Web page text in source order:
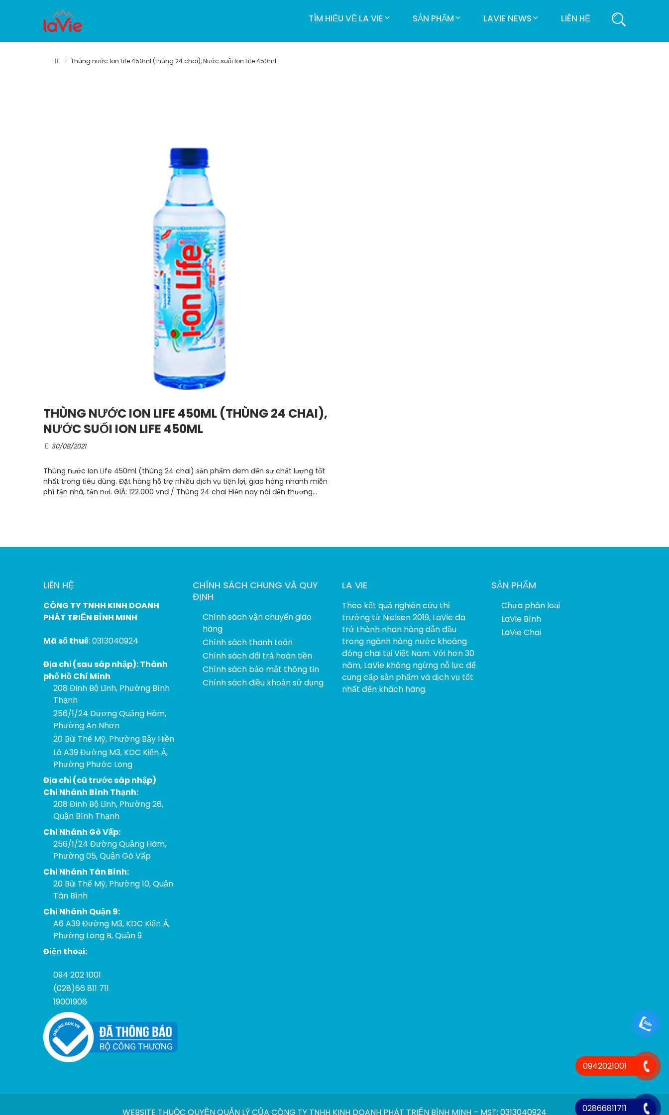
TÌM HIỂU VỀ LA VIE SẢN PHẨM LAVIE NEWS LIÊN HỆ
Thùng nước Ion Life 450ml (thùng 24 chai), Nước suối Ion Life 450ml
THÙNG NƯỚC ION LIFE 450ML (THÙNG 24 CHAI),
NƯỚC SUỐI ION LIFE 450ML
30/08/2021
Thùng nước Ion Life 450ml (thùng 24 chai) sản phẩm đem đến sự chất lượng tốt
nhất trong tiêu dùng. Đặt hàng hỗ trợ nhiều dịch vụ tiện lợi, giao hàng nhanh miễn
phí tận nhà, tận nơi. GIÁ: 122.000 vnđ / Thùng 24 chai Hiện nay nói đến thương...
LIÊN HỆ
CÔNG TY TNHH KINH DOANH
PHÁT TRIỂN BÌNH MINH
Mã số thuế: 0313040924
Địa chỉ (sau sáp nhập): Thành
phố Hồ Chí Minh
208 Đinh Bộ Lĩnh, Phường Bình
Thạnh
256/1/24 Dương Quảng Hàm,
Phường An Nhơn
20 Bùi Thế Mỹ, Phường Bảy Hiền
Lô A39 Đường M3, KDC Kiến Á,
Phường Phước Long
Địa chỉ (cũ trước sáp nhập)
Chi Nhánh Bình Thạnh:
208 Đinh Bộ Lĩnh, Phường 26,
Quận Bình Thạnh
Chi Nhánh Gò Vấp:
256/1/24 Đường Quảng Hàm,
Phường 05, Quận Gò Vấp
Chi Nhánh Tân Bình:
20 Bùi Thế Mỹ, Phường 10, Quận
Tân Bình
Chi Nhánh Quận 9:
A6 A39 Đường M3, KDC Kiến Á,
Phường Long B, Quận 9
Điện thoại:
094 202 1001
(028)66 811 711
19001906
CHÍNH SÁCH CHUNG VÀ QUY
ĐỊNH
Chính sách vận chuyển giao
hàng
Chính sách thanh toán
Chính sách đổi trả hoàn tiền
Chính sách bảo mật thông tin
Chính sách điều khoản sử dụng
LA VIE
Theo kết quả nghiên cứu thị
trường từ Nielsen 2019, LaVie đã
trở thành nhãn hàng dẫn đầu
trong ngành hàng nước khoáng
đóng chai tại Việt Nam. Với hơn 30
năm, LaVie không ngừng nỗ lực để
cung cấp sản phẩm và dịch vụ tốt
nhất đến khách hàng.
SẢN PHẨM
Chưa phân loại
LaVie Bình
LaVie Chai
WEBSITE THUỘC QUYỀN QUẢN LÝ CỦA CÔNG TY TNHH KINH DOANH PHÁT TRIỂN BÌNH MINH – MST: 0313040924
0942021001
02866811711